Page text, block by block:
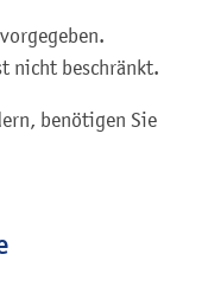
nicht beschränkt.
benötigen Sie